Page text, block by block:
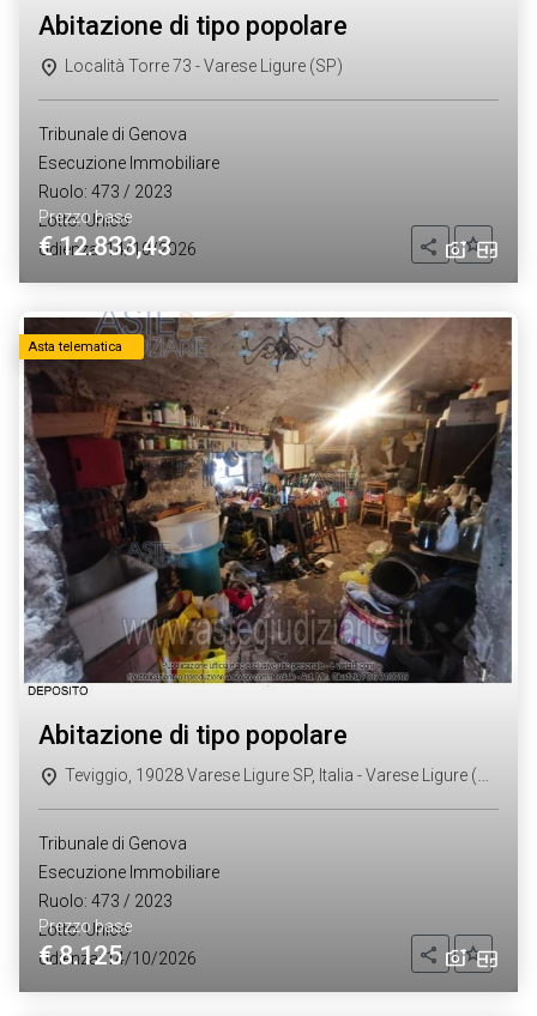
Prezzo base
€ 12.833,43
abitazione di tipo popolare
Località Torre 73 - Varese Ligure (SP)
Tribunale di Genova
Esecuzione Immobiliare
Ruolo: 473 / 2023
Lotto: Unico
Udienza: 14/10/2026
Condividi
Asta telematica
Prezzo base
€ 8.125
abitazione di tipo popolare
Teviggio, 19028 Varese Ligure SP, Italia - Varese Ligure (SP)
Tribunale di Genova
Esecuzione Immobiliare
Ruolo: 473 / 2023
Lotto: Unico
Udienza: 14/10/2026
Condividi